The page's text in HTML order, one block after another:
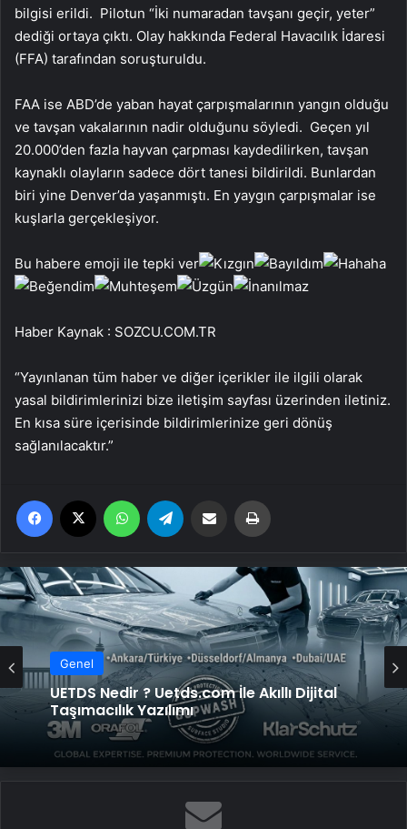
bilgisi erildi. Pilotun “İki numaradan tavşanı geçir, yeter”
dediği ortaya çıktı. Olay hakkında Federal Havacılık İdaresi
(FFA) tarafından soruşturuldu.
FAA ise ABD’de yaban hayat çarpışmalarının yangın olduğu
ve tavşan vakalarının nadir olduğunu söyledi. Geçen yıl
20.000’den fazla hayvan çarpması kaydedilirken, tavşan
kaynaklı olayların sadece dört tanesi bildirildi. Bunlardan
biri yine Denver’da yaşanmıştı. En yaygın çarpışmalar ise
kuşlarla gerçekleşiyor.
Bu habere emoji ile tepki ver
Haber Kaynak : SOZCU.COM.TR
“Yayınlanan tüm haber ve diğer içerikler ile ilgili olarak
yasal bildirimlerinizi bize iletişim sayfası üzerinden iletiniz.
En kısa süre içerisinde bildirimlerinize geri dönüş
sağlanılacaktır.”
Facebook WhatsApp Email'den paylaş
Genel
UETDS Nedir ? Uetds.com İle Akıllı Dijital
Taşımacılık Yazılımı